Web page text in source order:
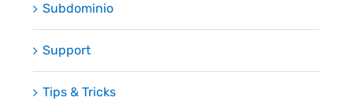
Subdominio
Support
Tips & Tricks